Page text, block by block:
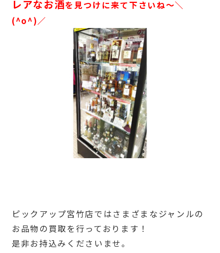
レアなお酒を見つけに来て下さいね～＼
(^o^)／
ピックアップ宮竹店ではさまざまなジャンルの
お品物の買取を行っております！
是非お持込みくださいませ。